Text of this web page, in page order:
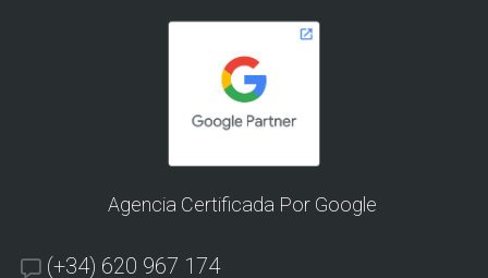
Agencia Certificada Por Google
(+34) 620 967 174